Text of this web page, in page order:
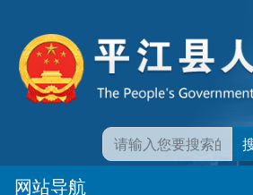
网站导航